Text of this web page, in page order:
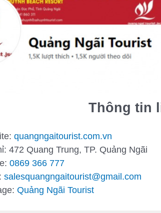
Thông tin
quangngaitourist.com.vn
472 Quang Trung, TP. Quảng Ngãi
0869 366 777
salesquangngaitourist@gmail.com
Quảng Ngãi Tourist